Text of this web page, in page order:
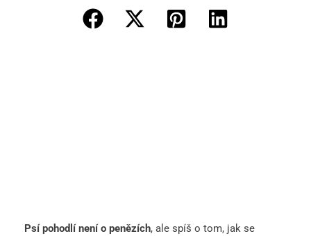
Psí pohodlí není o penězích, ale spíš o tom, jak se